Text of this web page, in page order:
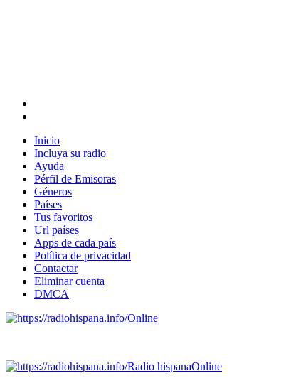
Inicio
Incluya su radio
Ayuda
Pérfil de Emisoras
Géneros
Países
Tus favoritos
Url países
Apps de cada país
Política de privacidad
Contactar
Eliminar cuenta
DMCA
Online
Radio hispanaOnline